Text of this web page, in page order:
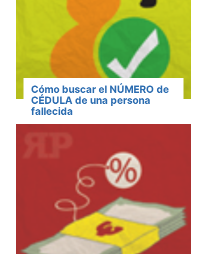
Cómo buscar el NÚMERO de
CÉDULA de una persona
fallecida